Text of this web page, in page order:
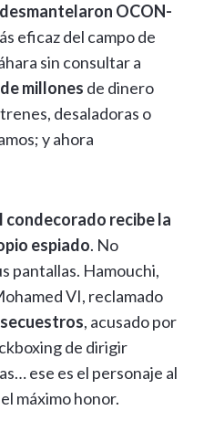
desmantelaron OCON-
eficaz del campo de
sin consultar a
millones de dinero
desaladoras o
y ahora
condecorado recibe la
espiado. No
pantallas. Hamouchi,
VI, reclamado
, acusado por
de dirigir
ese es el personaje al
máximo honor.